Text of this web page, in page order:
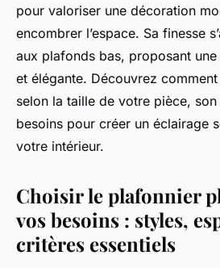
pour valoriser une décoration
encombrer l’espace. Sa finesse
aux plafonds bas, proposant
et élégante. Découvrez
selon la taille de votre pièce,
besoins pour créer un éclairage
votre intérieur.
Choisir le plafonnier
vos besoins : styles,
critères essentiels